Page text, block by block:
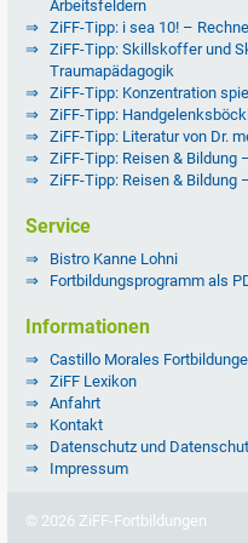
Arbeitsfeldern
ZiFF-Tipp: i sea 10! –
ZiFF-Tipp: Skillskoffer und
Traumapädagogik
ZiFF-Tipp: Konzentration
ZiFF-Tipp:
ZiFF-Tipp: Literatur von Dr.
ZiFF-Tipp: Reisen & Bildung
ZiFF-Tipp: Reisen & Bildung
Service
Bistro Kanne Lohni
Fortbildungsprogramm als
Informationen
Castillo Morales
ZiFF Lexikon
Anfahrt
Kontakt
Datenschutz und
Impressum
© 2026 ZiFF-Fortbildungen